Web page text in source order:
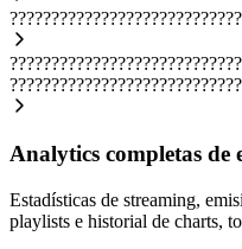
Analytics completas de
Estadísticas de streaming,
playlists e historial de charts,